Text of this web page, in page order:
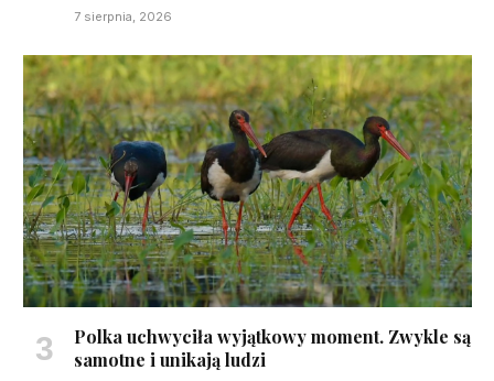
7 sierpnia, 2026
Polka uchwyciła wyjątkowy moment. Zwykle są
samotne i unikają ludzi